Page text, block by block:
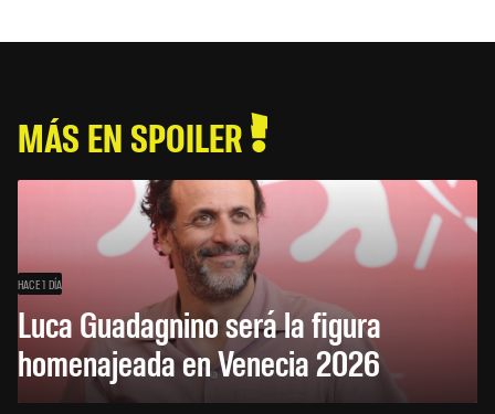
MÁS EN SPOILER
HACE 1 DÍA
Luca Guadagnino será la figura
homenajeada en Venecia 2026